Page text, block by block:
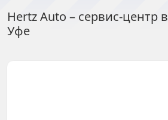
Hertz Auto – сервис-центр в
Уфе